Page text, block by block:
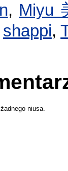
, Miyu
shappi,
niusa.